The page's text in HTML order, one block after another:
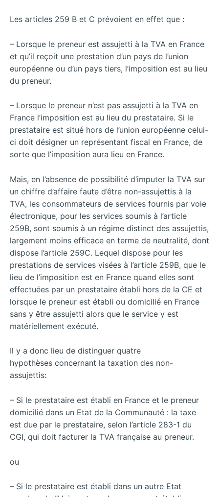
Les articles 259 B et C prévoient en effet que :
– Lorsque le preneur est assujetti à la TVA en France
et qu’il reçoit une prestation d’un pays de l’union
européenne ou d’un pays tiers, l’imposition est au lieu
du preneur.
– Lorsque le preneur n’est pas assujetti à la TVA en
France l’imposition est au lieu du prestataire. Si le
prestataire est situé hors de l’union européenne celui-
ci doit désigner un représentant fiscal en France, de
sorte que l’imposition aura lieu en France.
Mais, en l’absence de possibilité d’imputer la TVA sur
un chiffre d’affaire faute d’être non-assujettis à la
TVA, les consommateurs de services fournis par voie
électronique, pour les services soumis à l’article
259B, sont soumis à un régime distinct des assujettis,
largement moins efficace en terme de neutralité, dont
dispose l’article 259C. Lequel dispose pour les
prestations de services visées à l’article 259B, que le
lieu de l’imposition est en France quand elles sont
effectuées par un prestataire établi hors de la CE et
lorsque le preneur est établi ou domicilié en France
sans y être assujetti alors que le service y est
matériellement exécuté.
Il y a donc lieu de distinguer quatre
hypothèses concernant la taxation des non-
assujettis:
– Si le prestataire est établi en France et le preneur
domicilié dans un Etat de la Communauté : la taxe
est due par le prestataire, selon l’article 283-1 du
CGI, qui doit facturer la TVA française au preneur.
ou
– Si le prestataire est établi dans un autre Etat